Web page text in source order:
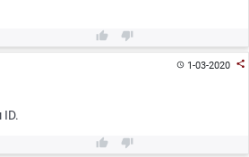
 
1-03-2020 
 